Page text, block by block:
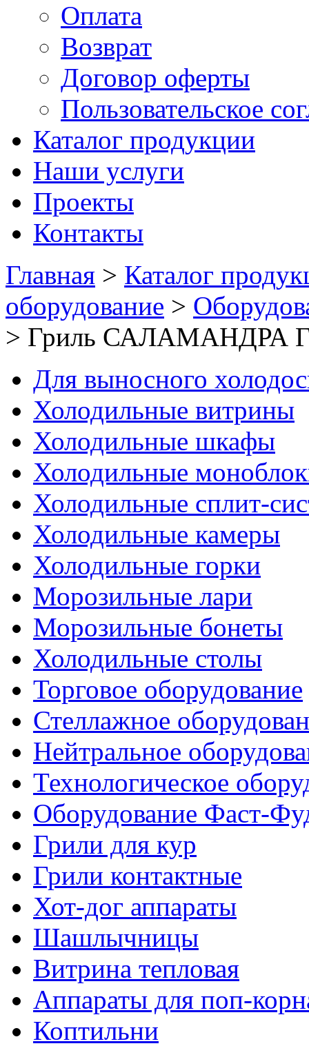
Оплата
Возврат
Договор оферты
Пользовательское
Каталог продукции
Наши услуги
Проекты
Контакты
Главная > Каталог
оборудование >
> Гриль САЛАМАНДРА
Для выносного
Холодильные витрины
Холодильные шкафы
Холодильные
Холодильные сплит-
Холодильные камеры
Холодильные горки
Морозильные лари
Морозильные бонеты
Холодильные столы
Торговое оборудование
Стеллажное
Нейтральное
Технологическое
Оборудование Фаст-
Грили для кур
Грили контактные
Хот-дог аппараты
Шашлычницы
Витрина тепловая
Аппараты для поп-
Коптильни